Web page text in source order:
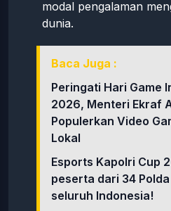
modal pengalaman
dunia.
Baca Juga :
Peringati Hari Game
2026, Menteri Ekraf
Populerkan Video
Lokal
Esports Kapolri Cup
peserta dari 34
seluruh Indonesia!